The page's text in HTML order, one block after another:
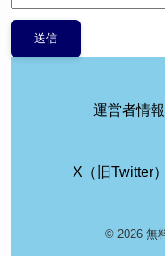
運営者情報
X（旧Twitter）
© 2026 無